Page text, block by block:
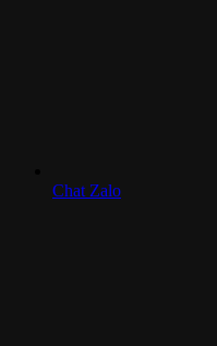
Chat Zalo